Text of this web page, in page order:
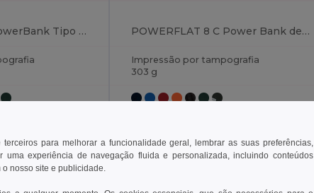
POWERFLAT C PowerBank Tipo C 4000 mAh POWERFLAT 8 C Power Bank de 10000 mAh
Impressão por tampografia
303 g
Unique
para melhorar a funcionalidade geral, lembrar as suas preferências,
experiência de navegação fluida e personalizada, incluindo conteúdos
nosso site e publicidade.